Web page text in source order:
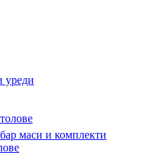
уреди
маси и комплекти